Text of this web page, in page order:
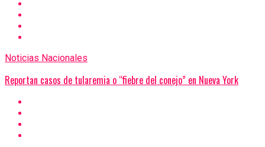
Noticias Nacionales
Reportan casos de tularemia o “fiebre del conejo” en Nueva York